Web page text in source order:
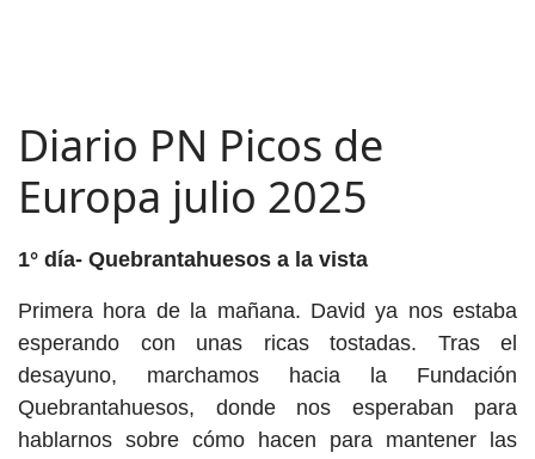
Diario PN Picos de
Europa julio 2025
1° día- Quebrantahuesos a la vista
Primera hora de la mañana. David ya nos estaba
esperando con unas ricas tostadas. Tras el
desayuno, marchamos hacia la Fundación
Quebrantahuesos, donde nos esperaban para
hablarnos sobre cómo hacen para mantener las